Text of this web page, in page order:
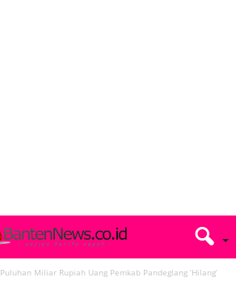
Puluhan Miliar Rupiah Uang Pemkab Pandeglang ‘Hilang’